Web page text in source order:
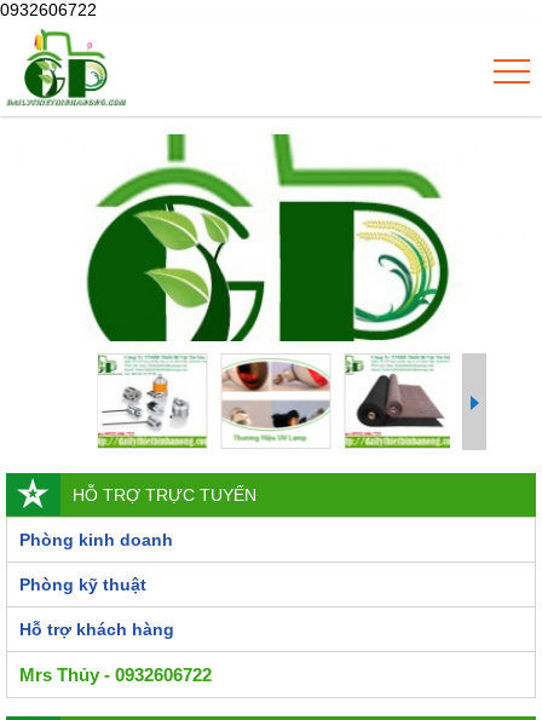
0932606722
HỖ TRỢ TRỰC TUYẾN
Phòng kinh doanh
Phòng kỹ thuật
Hỗ trợ khách hàng
Mrs Thủy - 0932606722